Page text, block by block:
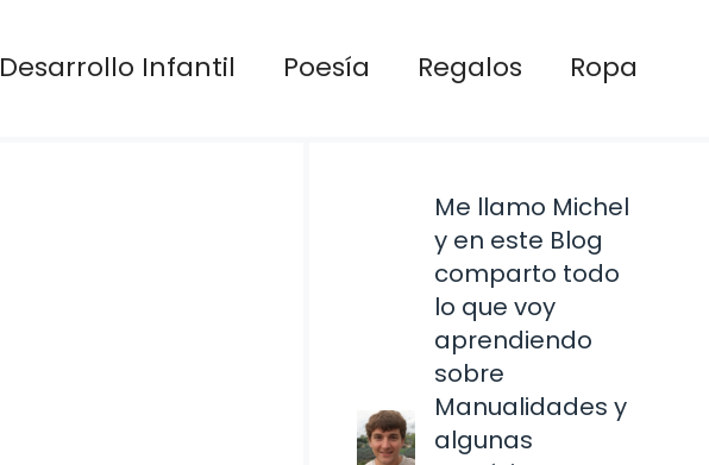
Desarrollo Infantil Poesía Regalos Ropa
Me llamo Michel
y en este Blog
comparto todo
lo que voy
aprendiendo
sobre
Manualidades y
algunas